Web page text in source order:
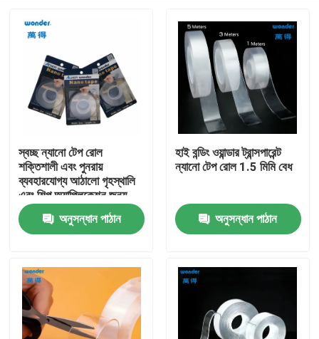
পণ্য
ভিডিও
স্বচ্ছ ন্যানো টেপ রোল
শক্তিশালী এবং পুনরায়
ব্যবহারযোগ্য আঠালো গৃহস্থালি
এবং শিল্প অ্যাপ্লিকেশন জন্য,
2mm বেধ
অনুসন্ধান পাঠান
হাই বন্ডিং ওয়ান্ডার ট্রান্সপারেন্ট
ন্যানো টেপ রোল 1.5 মিমি বেধ
অনুসন্ধান পাঠান